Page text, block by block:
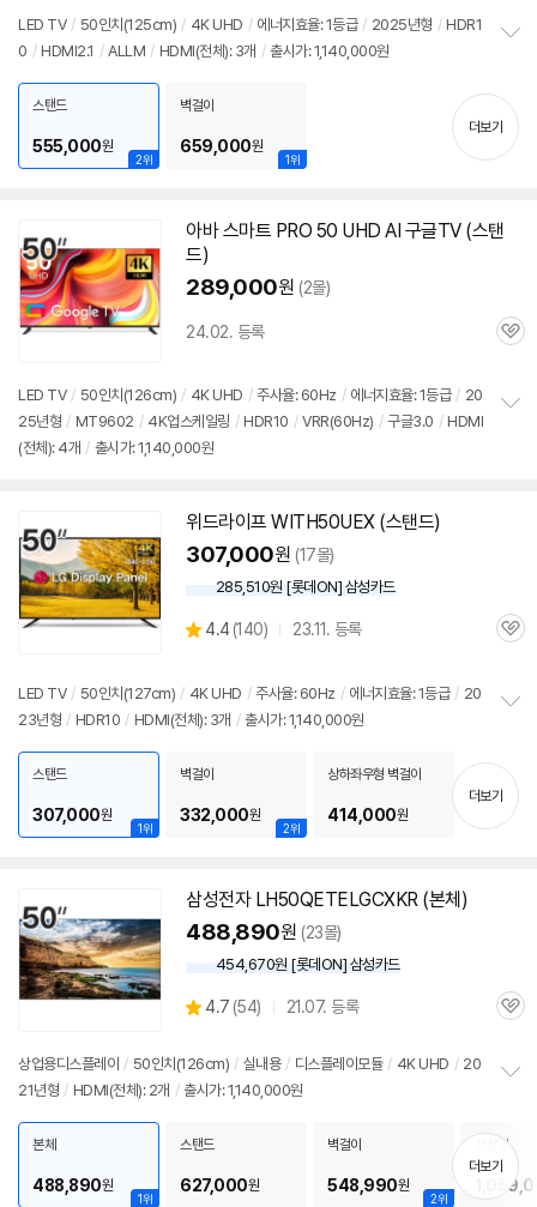
LED TV / 50인치 (125cm) / 4K UHD / 에너지효율: 1등급 / 2025년형 / HDR1
0 / HDMI2.1 / ALLM / HDMI(전체): 3개 / 출시가: 1,140,000원
치
기
2위
스탠드
555,000원
1위
벽걸이
659,000원
더보기
아바 스마트 PRO 50 UHD AI 구글TV (스탠
드)
289,000원 (2몰)
24.02. 등록
관
LED TV / 50인치 (126cm) / 4K UHD / 주사율: 60Hz / 에너지효율: 1등급 / 20
25년형 / MT9602 / 4K업스케일링 / HDR10 / VRR(60Hz) / 구글3.0 / HDMI
(전체): 4개 / 출시가: 1,140,000원
위드라이프 WITH50UEX (스탠드)
307,000원 (17몰)
285,510원 [롯데ON] 삼성카드
별
4.4 (상
140) 23.11. 등록
관
LED TV / 50인치 (127cm) / 4K UHD / 주사율: 60Hz / 에너지효율: 1등급 / 20
23년형 / HDR10 / HDMI(전체): 3개 / 출시가: 1,140,000원
치
기
1위
스탠드
307,000원
2위
벽걸이
332,000원
상하좌우형 벽걸이
414,000원
더보기
삼성전자 LH50QETELGCXKR (본체)
488,890원 (23몰)
454,670원 [롯데ON] 삼성카드
별
4.7 (상
리
뷰
54) 21.07. 등록
관
상업용디스플레이 / 50인치 (126cm) / 실내용 / 디스플레이모듈 / 4K UHD / 20
21년형 / HDMI(전체): 2개 / 출시가: 1,140,000원
치
기
1위
본체
488,890원
스탠드
627,000원
2위
벽걸이
548,990원
천장형
더보기